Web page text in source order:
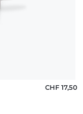
CHF 17,50